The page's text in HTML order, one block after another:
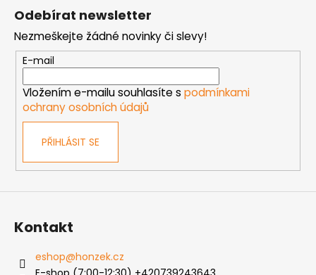
Odebírat newsletter
Nezmeškejte žádné novinky či slevy!
E-mail
Vložením e-mailu souhlasíte s podmínkami
ochrany osobních údajů
PŘIHLÁSIT SE
Kontakt
eshop@honzek.cz